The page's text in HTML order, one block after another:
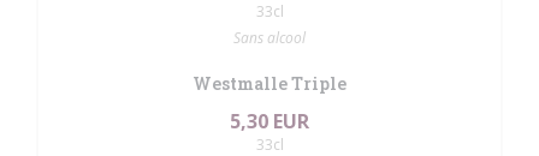
33cl
Sans alcool
Westmalle Triple
5,30 EUR
33cl